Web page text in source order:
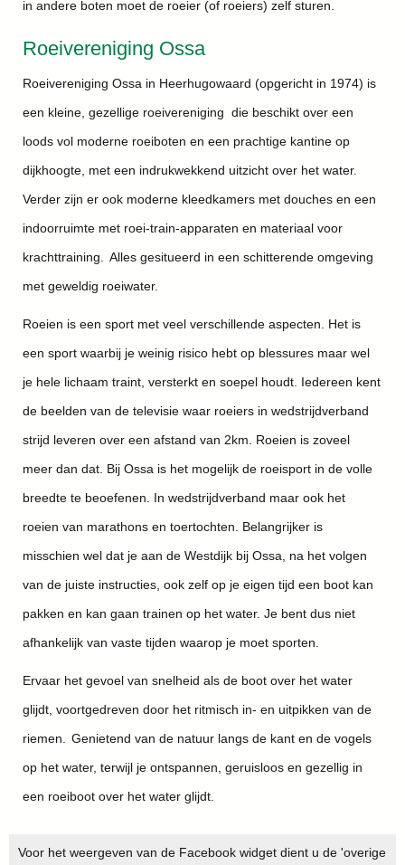
in andere boten moet de roeier (of roeiers) zelf sturen.
Roeivereniging Ossa
Roeivereniging Ossa in Heerhugowaard (opgericht in 1974) is
een kleine, gezellige roeivereniging die beschikt over een
loods vol moderne roeiboten en een prachtige kantine op
dijkhoogte, met een indrukwekkend uitzicht over het water.
Verder zijn er ook moderne kleedkamers met douches en een
indoorruimte met roei-train-apparaten en materiaal voor
krachttraining. Alles gesitueerd in een schitterende omgeving
met geweldig roeiwater.
Roeien is een sport met veel verschillende aspecten. Het is
een sport waarbij je weinig risico hebt op blessures maar wel
je hele lichaam traint, versterkt en soepel houdt. Iedereen kent
de beelden van de televisie waar roeiers in wedstrijdverband
strijd leveren over een afstand van 2km. Roeien is zoveel
meer dan dat. Bij Ossa is het mogelijk de roeisport in de volle
breedte te beoefenen. In wedstrijdverband maar ook het
roeien van marathons en toertochten. Belangrijker is
misschien wel dat je aan de Westdijk bij Ossa, na het volgen
van de juiste instructies, ook zelf op je eigen tijd een boot kan
pakken en kan gaan trainen op het water. Je bent dus niet
afhankelijk van vaste tijden waarop je moet sporten.
Ervaar het gevoel van snelheid als de boot over het water
glijdt, voortgedreven door het ritmisch in- en uitpikken van de
riemen. Genietend van de natuur langs de kant en de vogels
op het water, terwijl je ontspannen, geruisloos en gezellig in
een roeiboot over het water glijdt.
Voor het weergeven van de Facebook widget dient u de 'overige